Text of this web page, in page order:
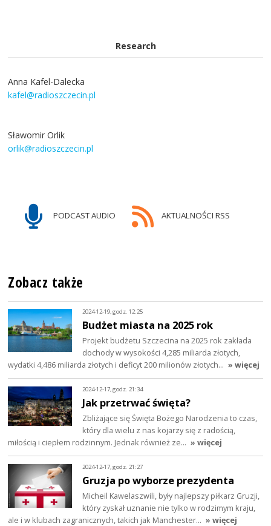
Research
Anna Kafel-Dalecka
kafel@radioszczecin.pl
Sławomir Orlik
orlik@radioszczecin.pl
PODCAST AUDIO AKTUALNOŚCI RSS
Zobacz także
2024-12-19, godz. 12:25
Budżet miasta na 2025 rok
Projekt budżetu Szczecina na 2025 rok zakłada
dochody w wysokości 4,285 miliarda złotych,
wydatki 4,486 miliarda złotych i deficyt 200 milionów złotych… » więcej
2024-12-17, godz. 21:34
Jak przetrwać święta?
Zbliżające się Święta Bożego Narodzenia to czas,
który dla wielu z nas kojarzy się z radością,
miłością i ciepłem rodzinnym. Jednak również ze… » więcej
2024-12-17, godz. 21:27
Gruzja po wyborze prezydenta
Micheil Kawelaszwili, były najlepszy piłkarz Gruzji,
który zyskał uznanie nie tylko w rodzimym kraju,
ale i w klubach zagranicznych, takich jak Manchester… » więcej